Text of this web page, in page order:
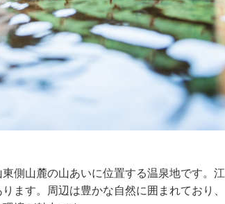
側山麓の山あいに位置する温泉地です。江
ます。周辺は豊かな自然に囲まれており、